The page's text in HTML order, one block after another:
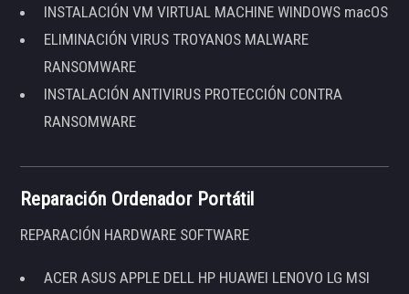
INSTALACIÓN VM VIRTUAL MACHINE WINDOWS macOS
ELIMINACIÓN VIRUS TROYANOS MALWARE
RANSOMWARE
INSTALACIÓN ANTIVIRUS PROTECCIÓN CONTRA
RANSOMWARE
Reparación Ordenador Portátil
REPARACIÓN HARDWARE SOFTWARE
ACER ASUS APPLE DELL HP HUAWEI LENOVO LG MSI